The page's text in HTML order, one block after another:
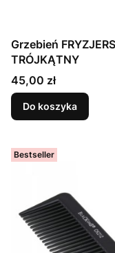
Grzebień
TRÓJKĄTNY
Cena
45,00 zł
Do koszyka
Bestseller